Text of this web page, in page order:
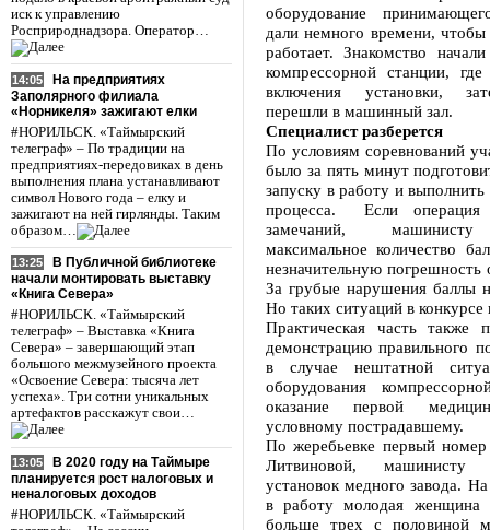
иск к управлению
Росприроднадзора. Оператор…
14:05
На предприятиях
Заполярного филиала
«Норникеля» зажигают елки
#НОРИЛЬСК. «Таймырский
телеграф» – По традиции на
предприятиях-передовиках в день
выполнения плана устанавливают
символ Нового года – елку и
зажигают на ней гирлянды. Таким
образом…
13:25
В Публичной библиотеке
начали монтировать выставку
«Книга Севера»
#НОРИЛЬСК. «Таймырский
телеграф» – Выставка «Книга
Севера» – завершающий этап
большого межмузейного проекта
«Освоение Севера: тысяча лет
успеха». Три сотни уникальных
артефактов расскажут свои…
13:05
В 2020 году на Таймыре
планируется рост налоговых и
неналоговых доходов
#НОРИЛЬСК. «Таймырский
оборудование
дали немного времени, чтобы
работает. Знакомство
компрессорной станции,
включения установки,
перешли в машинный зал.
Специалист разберется
По условиям соревнований
было за пять минут
запуску в работу и
процесса. Если операция
замечаний, машинисту
максимальное количество
незначительную погрешность
За грубые нарушения баллы
Но таких ситуаций в конкурсе
Практическая часть также
демонстрацию правильного
в случае нештатной
оборудования
оказание первой
условному пострадавшему.
По жеребьевке первый
Литвиновой, машинисту
установок медного завода.
в работу молодая женщина
больше трех с половиной